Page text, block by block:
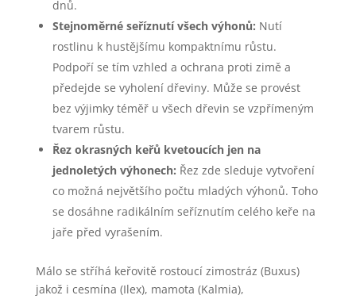
dnů.
Stejnoměrné seříznutí všech výhonů: Nutí
rostlinu k hustějšímu kompaktnímu růstu.
Podpoří se tím vzhled a ochrana proti zimě a
předejde se vyholení dřeviny. Může se provést
bez výjimky téměř u všech dřevin se vzpřímeným
tvarem růstu.
Řez okrasných keřů kvetoucích jen na
jednoletých výhonech: Řez zde sleduje vytvoření
co možná největšího počtu mladých výhonů. Toho
se dosáhne radikálním seříznutím celého keře na
jaře před vyrašením.
Málo se stříhá keřovitě rostoucí zimostráz (Buxus)
jakož i cesmína (Ilex), mamota (Kalmia),